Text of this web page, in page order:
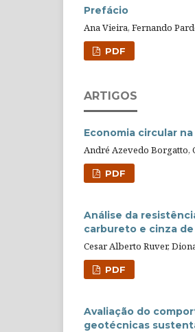
Prefácio
Ana Vieira, Fernando
PDF
ARTIGOS
Economia circular
André Azevedo Borgatto,
PDF
Análise da
carbureto e cinza
Cesar Alberto Ruver,
PDF
Avaliação do
geotécnicas